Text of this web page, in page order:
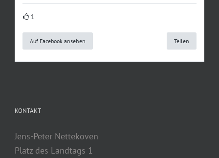
1
Auf Facebook ansehen Teilen
KONTAKT
Jens-Peter Nettekoven
Platz des Landtags 1